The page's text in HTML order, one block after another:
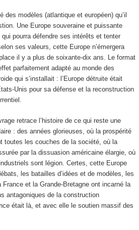
des modèles (atlantique et européen) qu’il
Une Europe souveraine et puissante
pourra défendre ses intérêts et tenter
ses valeurs, cette Europe n’émergera
il y a plus de soixante-dix ans. Le format
parfaitement adapté au monde des
qui s’installait : l’Europe détruite était
Unis pour sa défense et la reconstruction
retrace l’histoire de ce qui reste une
: des années glorieuses, où la prospérité
toutes les couches de la société, où la
par la dissuasion américaine élargie, où
sont légion. Certes, cette Europe
les batailles d’idées et de modèles, les
et la Grande-Bretagne ont incarné la
antagoniques de la construction
était là, et avec elle le soutien massif des